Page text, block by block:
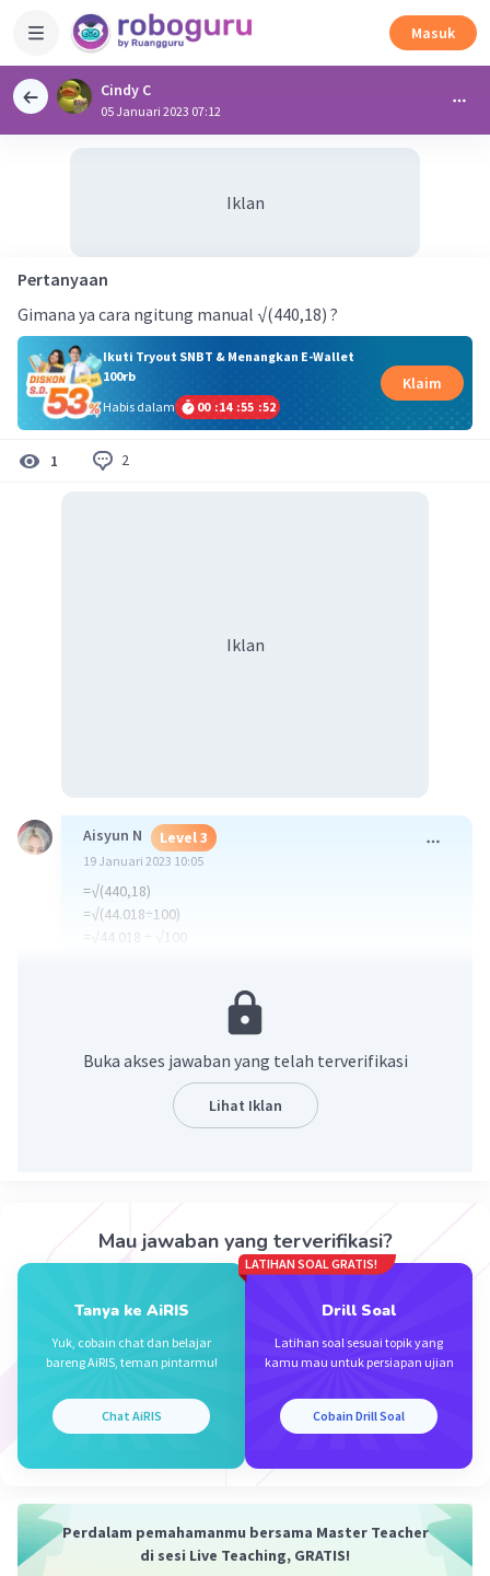
Masuk
Cindy C
05 Januari 2023 07:12
Iklan
Pertanyaan
Gimana ya cara ngitung manual √(440,18) ?
Ikuti Tryout SNBT & Menangkan E-Wallet
100rb
Habis dalam
00 :14 :55 :52
Klaim
1 2
Iklan
Aisyun N Level 3
19 Januari 2023 10:05
=√(440,18)
=√(44.018÷100)
=√44.018 ÷ √100
Level 26
01 Februari 2023 04:08
Beri Rating Balas
Buka akses jawaban yang telah terverifikasi
Lihat Iklan
Mau jawaban yang terverifikasi?
Tanya ke AiRIS
Yuk, cobain chat dan belajar
bareng AiRIS, teman pintarmu!
Chat AiRIS
LATIHAN SOAL GRATIS!
Drill Soal
Latihan soal sesuai topik yang
kamu mau untuk persiapan ujian
Cobain Drill Soal
Perdalam pemahamanmu bersama Master Teacher
di sesi Live Teaching, GRATIS!